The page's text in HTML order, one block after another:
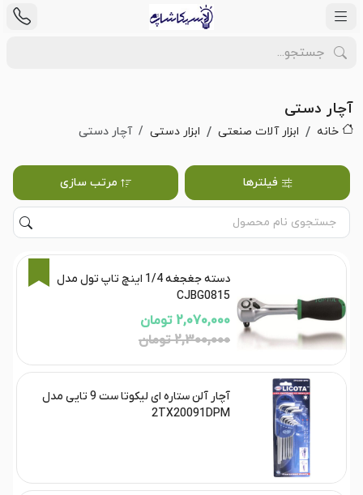
آچار دستی
خانه ابزار آلات صنعتی ابزار دستی آچار دستی
فیلترها مرتب سازی
10%
دسته جغجغه 1/4 اینچ تاپ تول مدل
CJBG0815
2,070,000 تومان
2,300,000 تومان
آچار آلن ستاره ای لیکوتا ست 9 تایی مدل
2TX20091DPM